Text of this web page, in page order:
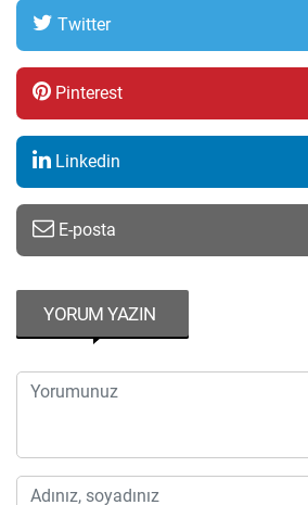
Twitter
Pinterest
Linkedin
E-posta
YORUM YAZIN